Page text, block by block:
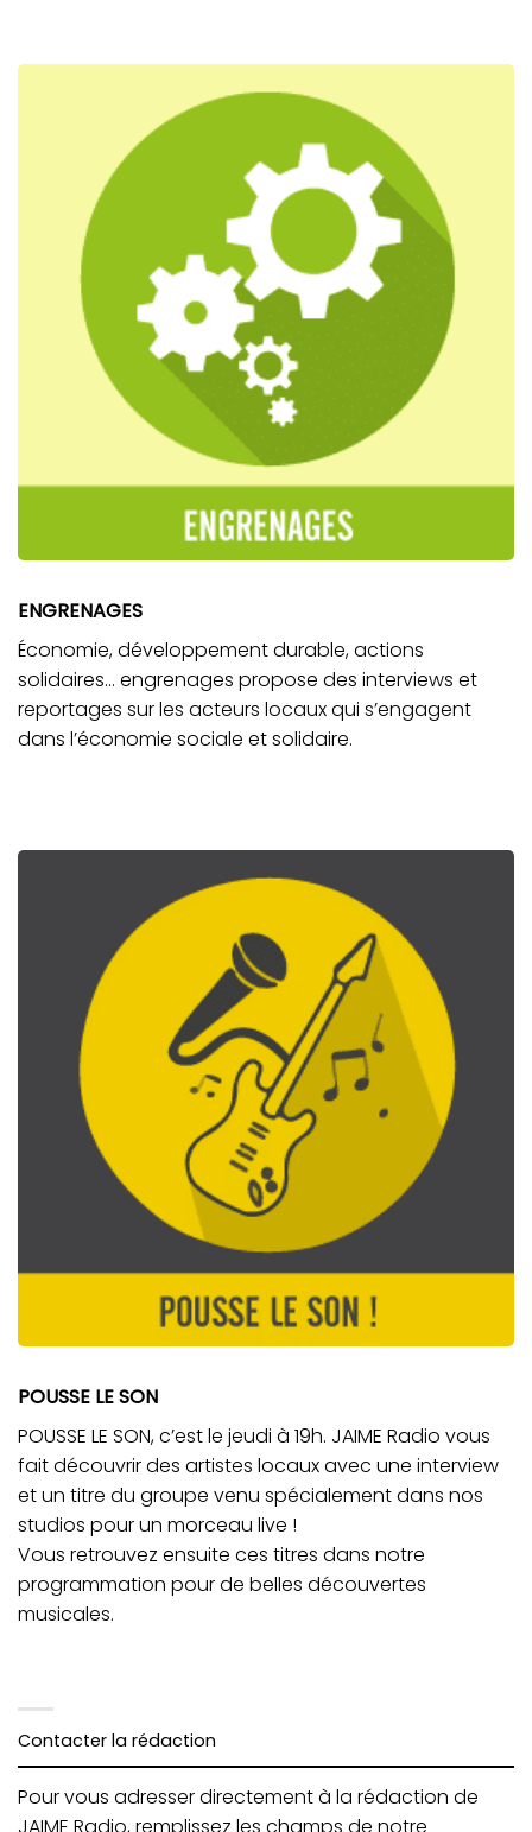
ENGRENAGES
Économie, développement durable, actions
solidaires… engrenages propose des interviews et
reportages sur les acteurs locaux qui s’engagent
dans l’économie sociale et solidaire.
POUSSE LE SON
POUSSE LE SON, c’est le jeudi à 19h. JAIME Radio vous
fait découvrir des artistes locaux avec une interview
et un titre du groupe venu spécialement dans nos
studios pour un morceau live !
Vous retrouvez ensuite ces titres dans notre
programmation pour de belles découvertes
musicales.
Contacter la rédaction
Pour vous adresser directement à la rédaction de